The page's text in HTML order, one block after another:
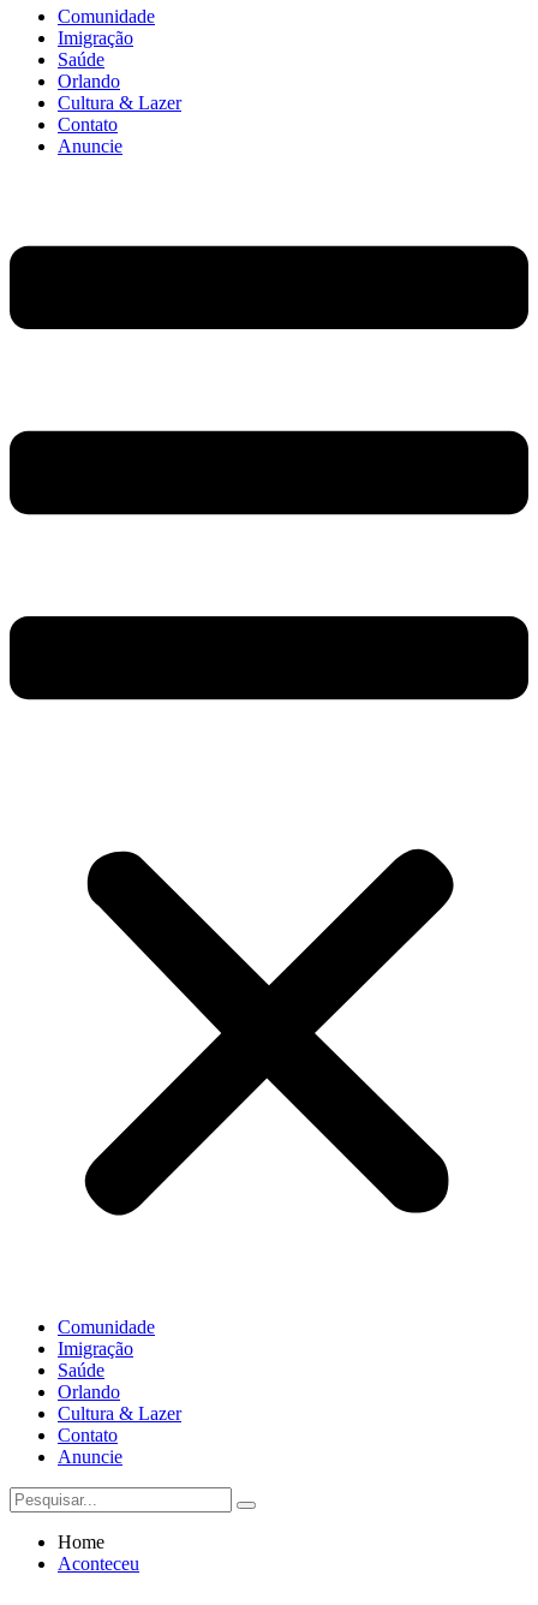
Comunidade
Imigração
Saúde
Orlando
Cultura & Lazer
Contato
Anuncie
Comunidade
Imigração
Saúde
Orlando
Cultura & Lazer
Contato
Anuncie
Home
Aconteceu